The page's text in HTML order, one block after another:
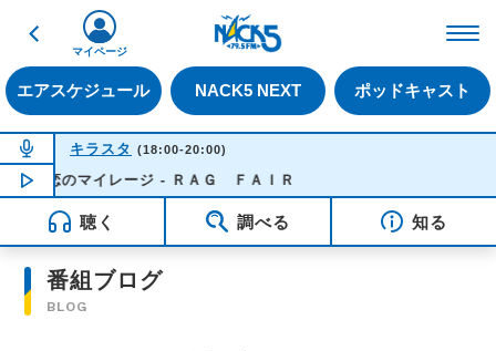
戻る
エアスケジュール NACK5 NEXT ポッドキャスト
マイページ
NOW ON AIR
キラスタ (18:00-20:00)
NOW PLAYING 17:21
恋のマイレージ - ＲＡＧ ＦＡＩＲ
聴く 調べる 知る
番組ブログ
BLOG